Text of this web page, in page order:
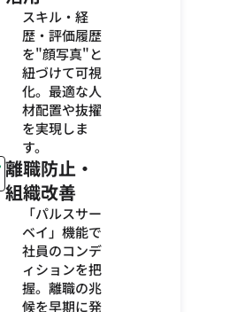
スキル・経
歴・評価履歴
を"顔写真"と
紐づけて可視
化。最適な人
材配置や抜擢
を実現しま
す。
離職防止・
組織改善
「パルスサー
ベイ」機能で
社員のコンデ
ィションを把
握。離職の兆
候を早期に発